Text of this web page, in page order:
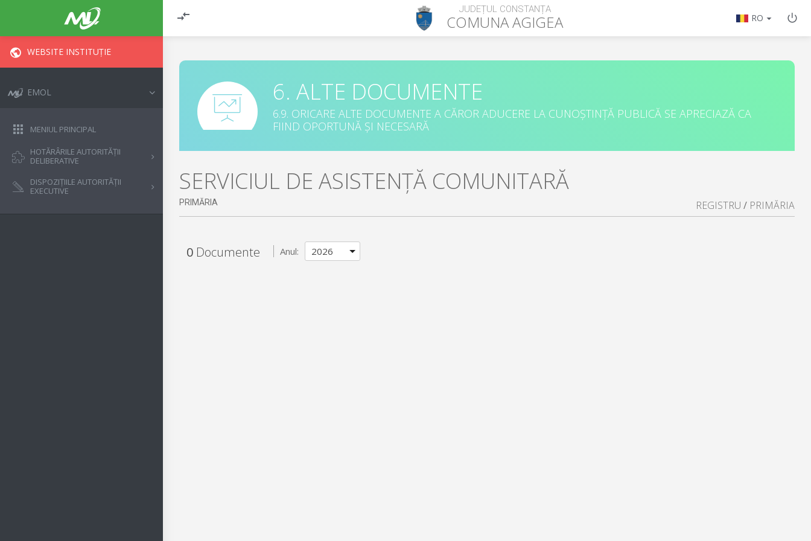
JUDEȚUL CONSTANȚA
COMUNAAGIGEA RO
WEBSITE INSTITUȚIE
EMOL
MENIUL PRINCIPAL
HOTĂRÂRILE AUTORITĂȚII
DELIBERATIVE
DISPOZIȚIILE AUTORITĂȚII
EXECUTIVE
6. ALTE DOCUMENTE
6.9. ORICARE ALTE DOCUMENTE A CĂROR ADUCERE LA CUNOȘTINȚĂ PUBLICĂ SE APRECIAZĂ CA
FIIND OPORTUNĂ ȘI NECESARĂ
SERVICIUL DE ASISTENȚĂ COMUNITARĂ
PRIMĂRIA REGISTRU / PRIMĂRIA
0 Documente Anul: